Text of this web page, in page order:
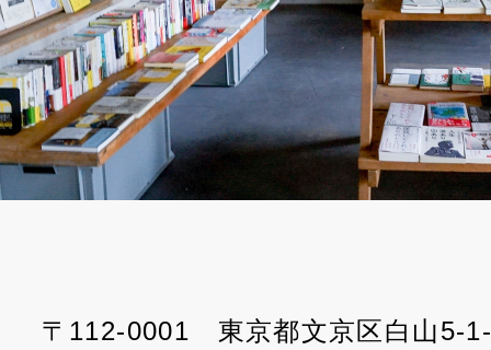
〒112-0001 東京都文京区白山5-